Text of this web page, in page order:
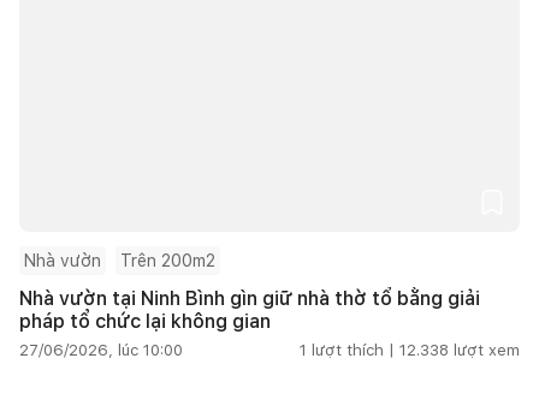
Nhà vườn Trên 200m2
Nhà vườn tại Ninh Bình gìn giữ nhà thờ tổ bằng giải
pháp tổ chức lại không gian
27/06/2026, lúc 10:00 1 lượt thích | 12.338 lượt xem